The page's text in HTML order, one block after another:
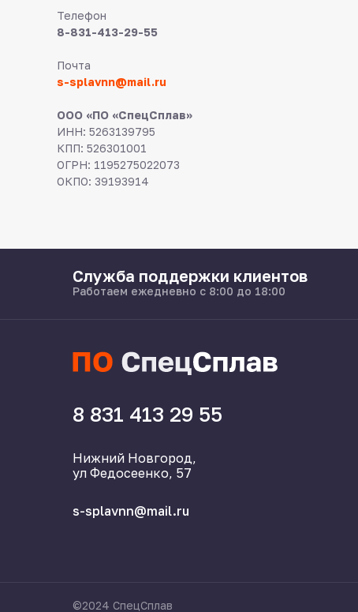
Телефон
8-831-413-29-55
Почта
s-splavnn@mail.ru
ООО «ПО «СпецСплав»
ИНН: 5263139795
КПП: 526301001
ОГРН: 1195275022073
ОКПО: 39193914
Служба поддержки клиентов
Работаем ежедневно с 8:00 до 18:00
Нижний Новгород,
ул Федосеенко, 57
s-splavnn@mail.ru
8 831 413 29 55
©2024 СпецСплав